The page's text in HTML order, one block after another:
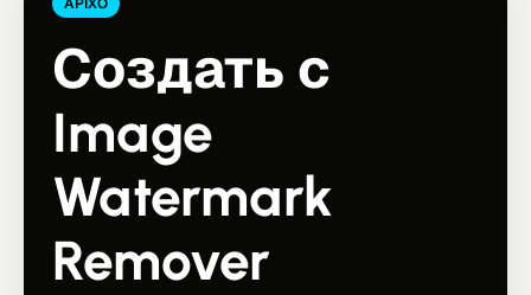
Создать с
Image
Watermark
Remover